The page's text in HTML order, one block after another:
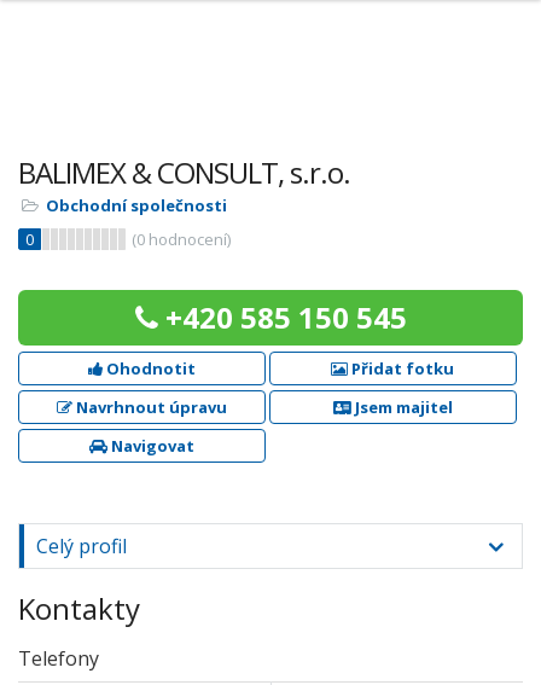
BALIMEX & CONSULT, s.r.o.
Obchodní společnosti
0
(0 hodnocení)
+420 585 150 545
Ohodnotit
Přidat fotku
Navrhnout úpravu
Jsem majitel
Navigovat
Celý profil
Kontakty
Telefony